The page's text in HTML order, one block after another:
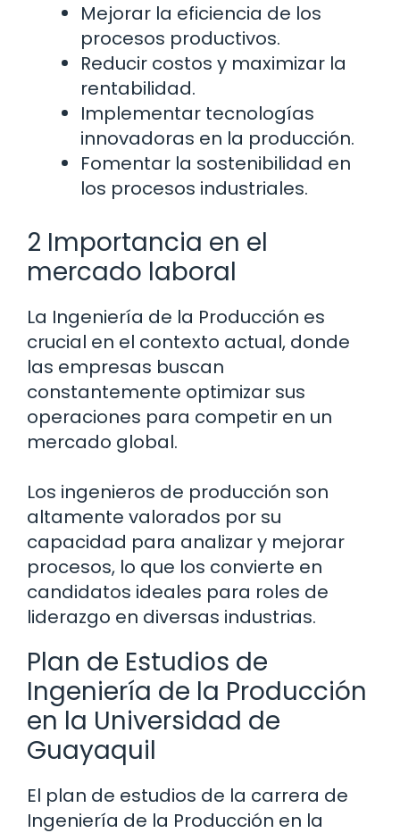
Mejorar la eficiencia de los
procesos productivos.
Reducir costos y maximizar la
rentabilidad.
Implementar tecnologías
innovadoras en la producción.
Fomentar la sostenibilidad en
los procesos industriales.
2 Importancia en el
mercado laboral
La Ingeniería de la Producción es
crucial en el contexto actual, donde
las empresas buscan
constantemente optimizar sus
operaciones para competir en un
mercado global.
Los ingenieros de producción son
altamente valorados por su
capacidad para analizar y mejorar
procesos, lo que los convierte en
candidatos ideales para roles de
liderazgo en diversas industrias.
Plan de Estudios de
Ingeniería de la Producción
en la Universidad de
Guayaquil
El plan de estudios de la carrera de
Ingeniería de la Producción en la